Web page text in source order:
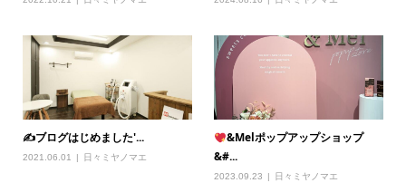
✍️ブログはじめました'...
2021.06.01 日々ミヤノマエ
&Melポップアップショップ
&#...
2023.09.23 日々ミヤノマエ